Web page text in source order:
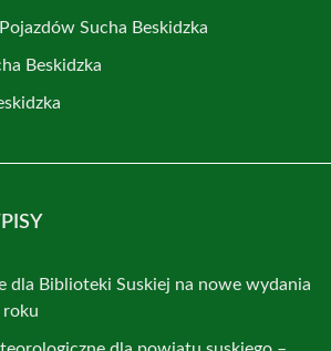
Sucha Beskidzka
Beskidzka
dla Biblioteki Suskiej na nowe wydania
roku